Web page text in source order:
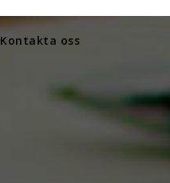
Kontakta oss